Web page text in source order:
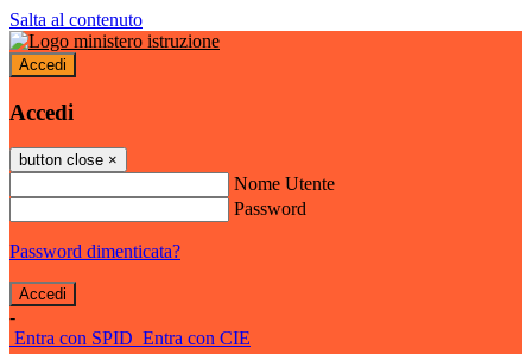
Salta al contenuto
Accedi
Accedi
button close ×
Nome Utente
Password
Password dimenticata?
-
Entra con SPID Entra con CIE